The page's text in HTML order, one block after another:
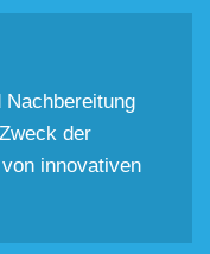
Nachbereitung
der
innovativen